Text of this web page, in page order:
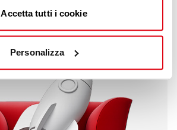
Accetta tutti i cookie
Personalizza